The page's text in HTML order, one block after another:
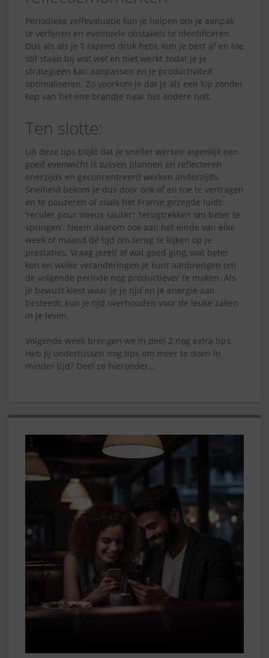
Periodieke zelfevaluatie kan je helpen om je aanpak
te verfijnen en eventuele obstakels te identificeren.
Dus als als je ’t razend druk hebt, kun je best af en toe
stil staan bij wat wel en niet werkt zodat je je
strategieën kan aanpassen en je productiviteit
optimaliseren. Zo voorkom je dat je als een kip zonder
kop van het ene brandje naar het andere holt.
Ten slotte:
Uit deze tips blijkt dat je sneller werken eigenlijk een
goed evenwicht is tussen plannen en reflecteren
enerzijds en geconcentreerd werken anderzijds.
Snelheid bekom je dus door ook af en toe te vertragen
en te pauzeren of zoals het Franse gezegde luidt:
‘reculer pour mieux sauter’: ’terugtrekken om beter te
springen’. Neem daarom ook aan het einde van elke
week of maand de tijd om terug te kijken op je
prestaties. Vraag jezelf af wat goed ging, wat beter
kon en welke veranderingen je kunt aanbrengen om
de volgende periode nog productiever te maken. Als
je bewust kiest waar je je tijd en je energie aan
besteedt, kun je tijd overhouden voor de leuke zaken
in je leven.
Volgende week brengen we in deel 2 nog extra tips.
Heb jij ondertussen nog tips om meer te doen in
minder tijd? Deel ze hieronder…